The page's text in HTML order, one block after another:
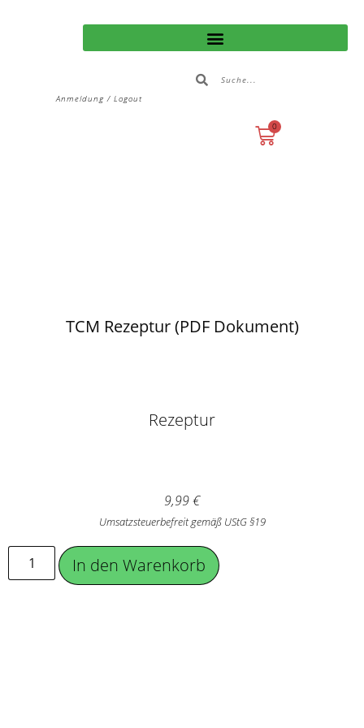
Anmeldung / Logout
0
TCM Rezeptur (PDF Dokument)
Rezeptur
9,99€
Umsatzsteuerbefreit gemäß UStG §19
In den Warenkorb